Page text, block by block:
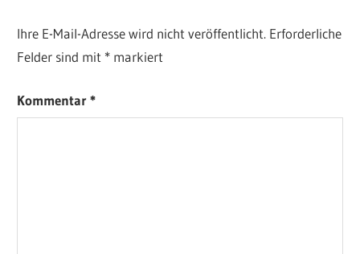
Ihre E-Mail-Adresse wird nicht veröffentlicht. Erforderliche
Felder sind mit * markiert
Kommentar*